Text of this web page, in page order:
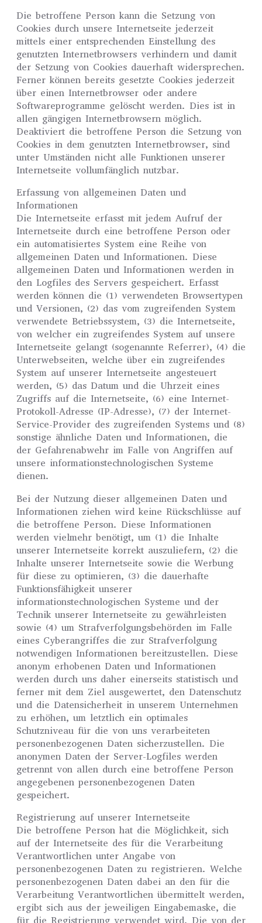
Die betroffene Person kann die Setzung von
Cookies durch unsere Internetseite jederzeit
mittels einer entsprechenden Einstellung des
genutzten Internetbrowsers verhindern und damit
der Setzung von Cookies dauerhaft widersprechen.
Ferner können bereits gesetzte Cookies jederzeit
über einen Internetbrowser oder andere
Softwareprogramme gelöscht werden. Dies ist in
allen gängigen Internetbrowsern möglich.
Deaktiviert die betroffene Person die Setzung von
Cookies in dem genutzten Internetbrowser, sind
unter Umständen nicht alle Funktionen unserer
Internetseite vollumfänglich nutzbar.
Erfassung von allgemeinen Daten und
Informationen
Die Internetseite erfasst mit jedem Aufruf der
Internetseite durch eine betroffene Person oder
ein automatisiertes System eine Reihe von
allgemeinen Daten und Informationen. Diese
allgemeinen Daten und Informationen werden in
den Logfiles des Servers gespeichert. Erfasst
werden können die (1) verwendeten Browsertypen
und Versionen, (2) das vom zugreifenden System
verwendete Betriebssystem, (3) die Internetseite,
von welcher ein zugreifendes System auf unsere
Internetseite gelangt (sogenannte Referrer), (4) die
Unterwebseiten, welche über ein zugreifendes
System auf unserer Internetseite angesteuert
werden, (5) das Datum und die Uhrzeit eines
Zugriffs auf die Internetseite, (6) eine Internet-
Protokoll-Adresse (IP-Adresse), (7) der Internet-
Service-Provider des zugreifenden Systems und (8)
sonstige ähnliche Daten und Informationen, die
der Gefahrenabwehr im Falle von Angriffen auf
unsere informationstechnologischen Systeme
dienen.
Bei der Nutzung dieser allgemeinen Daten und
Informationen ziehen wird keine Rückschlüsse auf
die betroffene Person. Diese Informationen
werden vielmehr benötigt, um (1) die Inhalte
unserer Internetseite korrekt auszuliefern, (2) die
Inhalte unserer Internetseite sowie die Werbung
für diese zu optimieren, (3) die dauerhafte
Funktionsfähigkeit unserer
informationstechnologischen Systeme und der
Technik unserer Internetseite zu gewährleisten
sowie (4) um Strafverfolgungsbehörden im Falle
eines Cyberangriffes die zur Strafverfolgung
notwendigen Informationen bereitzustellen. Diese
anonym erhobenen Daten und Informationen
werden durch uns daher einerseits statistisch und
ferner mit dem Ziel ausgewertet, den Datenschutz
und die Datensicherheit in unserem Unternehmen
zu erhöhen, um letztlich ein optimales
Schutzniveau für die von uns verarbeiteten
personenbezogenen Daten sicherzustellen. Die
anonymen Daten der Server-Logfiles werden
getrennt von allen durch eine betroffene Person
angegebenen personenbezogenen Daten
gespeichert.
Registrierung auf unserer Internetseite
Die betroffene Person hat die Möglichkeit, sich
auf der Internetseite des für die Verarbeitung
Verantwortlichen unter Angabe von
personenbezogenen Daten zu registrieren. Welche
personenbezogenen Daten dabei an den für die
Verarbeitung Verantwortlichen übermittelt werden,
ergibt sich aus der jeweiligen Eingabemaske, die
für die Registrierung verwendet wird. Die von der